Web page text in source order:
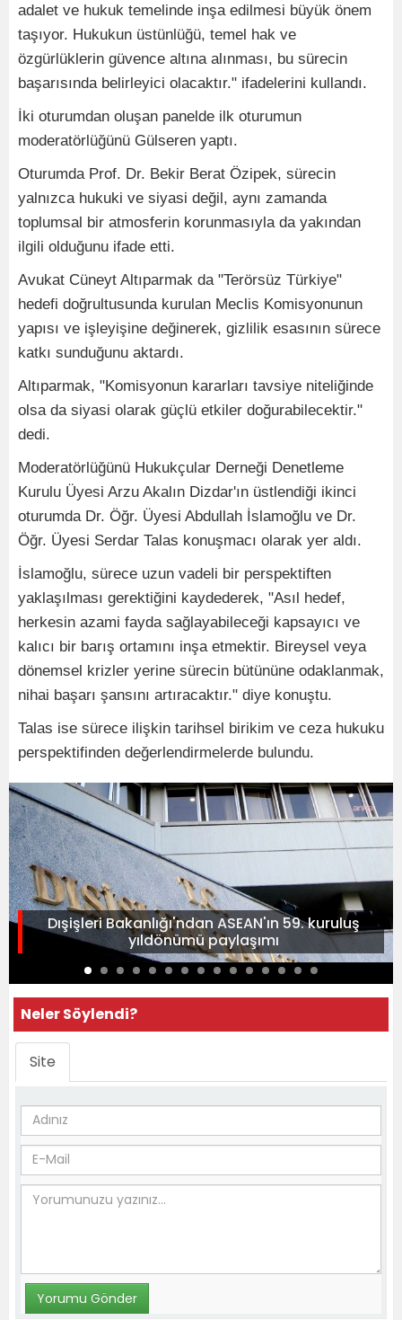
adalet ve hukuk temelinde inşa edilmesi büyük önem
taşıyor. Hukukun üstünlüğü, temel hak ve
özgürlüklerin güvence altına alınması, bu sürecin
başarısında belirleyici olacaktır." ifadelerini kullandı.
İki oturumdan oluşan panelde ilk oturumun
moderatörlüğünü Gülseren yaptı.
Oturumda Prof. Dr. Bekir Berat Özipek, sürecin
yalnızca hukuki ve siyasi değil, aynı zamanda
toplumsal bir atmosferin korunmasıyla da yakından
ilgili olduğunu ifade etti.
Avukat Cüneyt Altıparmak da "Terörsüz Türkiye"
hedefi doğrultusunda kurulan Meclis Komisyonunun
yapısı ve işleyişine değinerek, gizlilik esasının sürece
katkı sunduğunu aktardı.
Altıparmak, "Komisyonun kararları tavsiye niteliğinde
olsa da siyasi olarak güçlü etkiler doğurabilecektir."
dedi.
Moderatörlüğünü Hukukçular Derneği Denetleme
Kurulu Üyesi Arzu Akalın Dizdar'ın üstlendiği ikinci
oturumda Dr. Öğr. Üyesi Abdullah İslamoğlu ve Dr.
Öğr. Üyesi Serdar Talas konuşmacı olarak yer aldı.
İslamoğlu, sürece uzun vadeli bir perspektiften
yaklaşılması gerektiğini kaydederek, "Asıl hedef,
herkesin azami fayda sağlayabileceği kapsayıcı ve
kalıcı bir barış ortamını inşa etmektir. Bireysel veya
dönemsel krizler yerine sürecin bütününe odaklanmak,
nihai başarı şansını artıracaktır." diye konuştu.
Talas ise sürece ilişkin tarihsel birikim ve ceza hukuku
perspektifinden değerlendirmelerde bulundu.
Dışişleri Bakanlığı'ndan ASEAN'ın 59. kuruluş
yıldönümü paylaşımı
Neler Söylendi?
Site